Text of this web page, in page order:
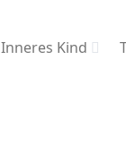
Inneres Kind